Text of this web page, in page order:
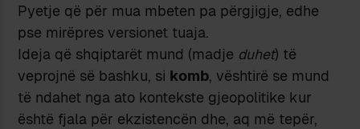
Pyetje që për mua mbeten pa përgjigje, edhe
pse mirëpres versionet tuaja.
Ideja që shqiptarët mund (madje duhet) të
veprojnë së bashku, si komb, vështirë se mund
të ndahet nga ato kontekste gjeopolitike kur
është fjala për ekzistencën dhe, aq më tepër,